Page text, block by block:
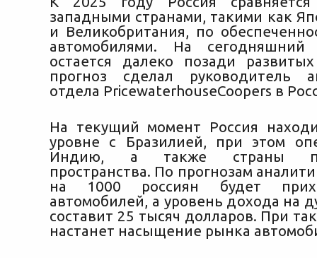
западными странами, такими как
и Великобритания, по
автомобилями. На
остается далеко позади
прогноз сделал руководитель
отдела PricewaterhouseCoopers в
На текущий момент Россия
уровне с Бразилией, при этом
Индию, а также страны
пространства. По прогнозам
на 1000 россиян будет
автомобилей, а уровень дохода на
составит 25 тысяч долларов. При
настанет насыщение рынка